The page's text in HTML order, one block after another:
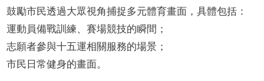
鼓勵市民透過大眾視角捕捉多元體育畫面，具體包括：
運動員備戰訓練、賽場競技的瞬間；
志願者參與十五運相關服務的場景；
市民日常健身的畫面。